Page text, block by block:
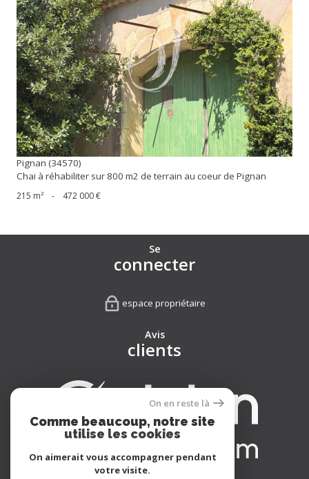
voir le bien
Pignan (34570)
Chai à réhabiliter sur 800 m2 de terrain au coeur de Pignan
215 m² - 472 000 €
Se
connecter
espace propriétaire
Avis
clients
On en reste là
Comme beaucoup, notre site
utilise les cookies
On aimerait vous accompagner pendant
votre visite.